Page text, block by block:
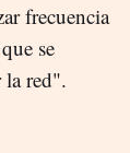
frecuencia
se
la red".